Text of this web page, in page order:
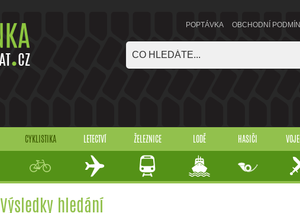
POPTÁVKA OBCHODNÍ
CYKLISTIKA LETECTVÍ ŽELEZNICE LODĚ HASIČI
Výsledky hledání